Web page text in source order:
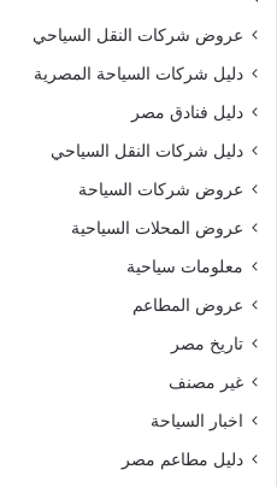
عروض شركات النقل السياحي
دليل شركات السياحة المصرية
دليل فنادق مصر
دليل شركات النقل السياحي
عروض شركات السياحة
عروض المحلات السياحية
معلومات سياحية
عروض المطاعم
تاريخ مصر
غير مصنف
اخبار السياحة
دليل مطاعم مصر